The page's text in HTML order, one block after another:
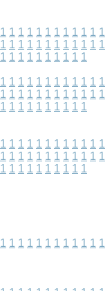
1 1 1 1 1 1 1 1 1 1 1 1
1 1 1 1 1 1 1 1 1 1 1 1
1 1 1 1 1 1 1 1 1 1
1 1 1 1 1 1 1 1 1 1 1 1
1 1 1 1 1 1 1 1 1 1 1 1
1 1 1 1 1 1 1 1 1 1
1 1 1 1 1 1 1 1 1 1 1 1
1 1 1 1 1 1 1 1 1 1 1 1
1 1 1 1 1 1 1 1 1 1
1 1 1 1 1 1 1 1 1 1 1 1